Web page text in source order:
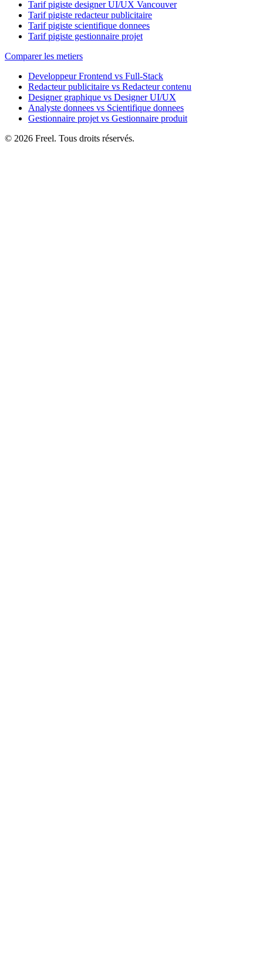
Tarif pigiste designer UI/UX Vancouver
Tarif pigiste redacteur publicitaire
Tarif pigiste scientifique donnees
Tarif pigiste gestionnaire projet
Comparer les metiers
Developpeur Frontend vs Full-Stack
Redacteur publicitaire vs Redacteur contenu
Designer graphique vs Designer UI/UX
Analyste donnees vs Scientifique donnees
Gestionnaire projet vs Gestionnaire produit
© 2026 Freel. Tous droits réservés.